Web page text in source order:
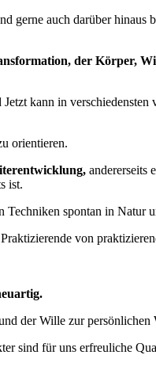
auch darüber hinaus
der Körper,
kann in verschiedensten
orientieren.
andererseits
ist.
Techniken spontan in
von
der Wille zur
sind für uns erfreuliche